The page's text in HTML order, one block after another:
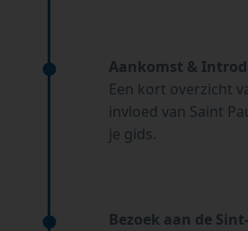
Aankomst &
Een kort overzicht
invloed van Saint
je gids.
Bezoek aan de